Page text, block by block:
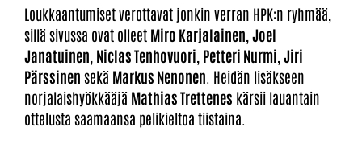
Loukkaantumiset verottavat jonkin verran HPK:n ryhmää,
sillä sivussa ovat olleet Miro Karjalainen Joel
Janatuinen Niclas Tenhovuori Petteri Nurmi Jiri
Pärssinen sekä Markus Nenonen . Heidän lisäkseen
norjalaishyökkääjä Mathias Trettenes kärsii lauantain
ottelusta saamaansa pelikieltoa tiistaina.